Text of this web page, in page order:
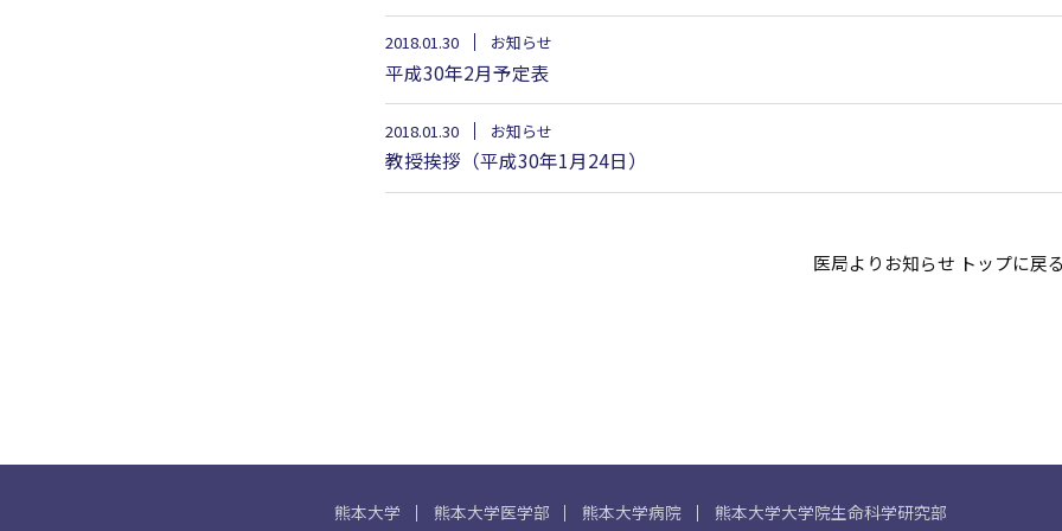
2018.01.30 お知らせ
平成30年2月予定表
2018.01.30 お知らせ
教授挨拶（平成30年1月24日）
医局よりお知らせ トップに戻
熊本大学 熊本大学医学部 熊本大学病院 熊本大学大学院生命科学研究部